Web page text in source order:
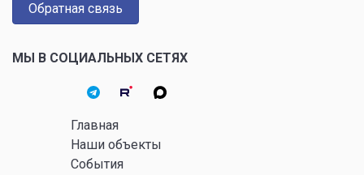
Обратная связь
МЫ В СОЦИАЛЬНЫХ СЕТЯХ
Главная
Наши объекты
События